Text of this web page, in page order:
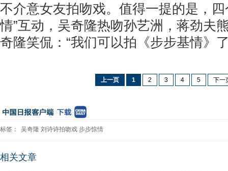
不介意女友拍吻戏。值得一提的是，
情”互动，吴奇隆热吻孙艺洲，蒋劲夫
奇隆笑侃：“我们可以拍《步步基情》
上一页 1 2 3 4 5 下一
标签： 吴奇隆 刘诗诗拍吻戏 步步惊情
相关文章